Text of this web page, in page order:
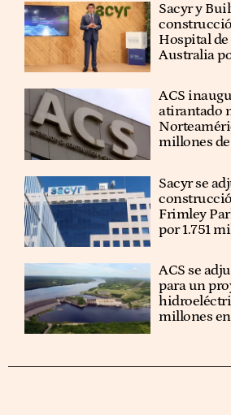
Sacyr y
Hospital
Australia
ACS
atirantado
millones
Sacyr se
Frimley
por 1.751
ACS se
para un
millones